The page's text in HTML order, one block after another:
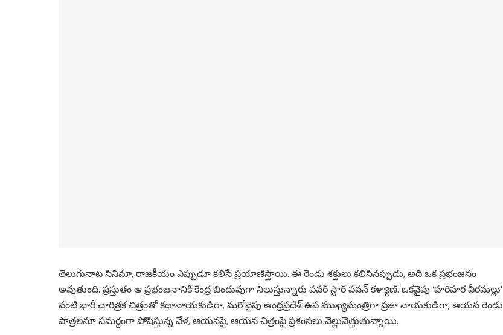
తెలుగునాట సినిమా, రాజకీయం ఎప్పుడూ కలిసే ప్రయాణిస్తాయి. ఈ రెండు శక్తులు కలిసినప్పుడు, అది ఒక ప్రభంజనం
అవుతుంది. ప్రస్తుతం ఆ ప్రభంజనానికి కేంద్ర బిందువుగా నిలుస్తున్నారు పవర్ స్టార్ పవన్ కళ్యాణ్. ఒకవైపు ‘హరిహర వీరమల్లు’
వంటి భారీ చారిత్రక చిత్రంతో కథానాయకుడిగా, మరోవైపు ఆంధ్రప్రదేశ్ ఉప ముఖ్యమంత్రిగా ప్రజా నాయకుడిగా, ఆయన రెండు
పాత్రలనూ సమర్థంగా పోషిస్తున్న వేళ, ఆయనపై, ఆయన చిత్రంపై ప్రశంసలు వెల్లువెత్తుతున్నాయి.